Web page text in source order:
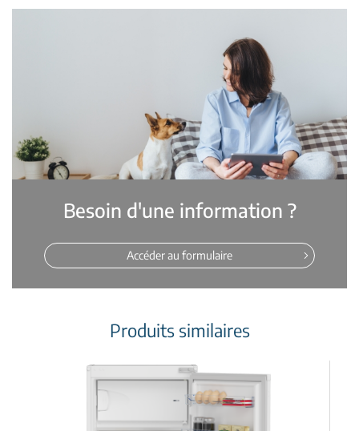
Besoin d'une information ?
Accéder au formulaire
Produits similaires